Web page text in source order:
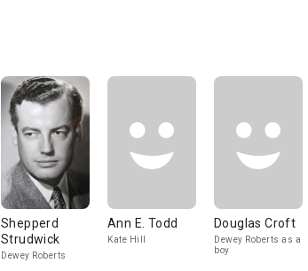
Shepperd
Strudwick
Dewey Roberts
Ann E. Todd
Kate Hill
Douglas Croft
Dewey Roberts as a
boy